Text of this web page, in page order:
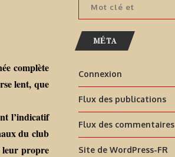
complète
lent, que
l’indicatif
du club
leur propre
MÉTA
Connexion
Flux des publications
Flux des commentaires
Site de WordPress-FR